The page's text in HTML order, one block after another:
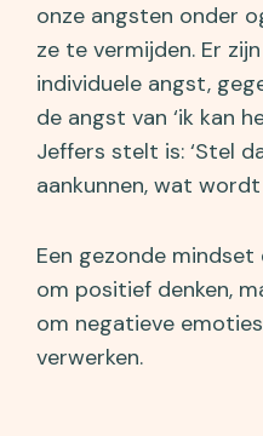
onze angsten onder
ze te vermijden. Er
individuele angst,
de angst van ‘ik kan
Jeffers stelt is: ‘Stel
aankunnen, wat
Een gezonde
om positief denken,
om negatieve
verwerken.